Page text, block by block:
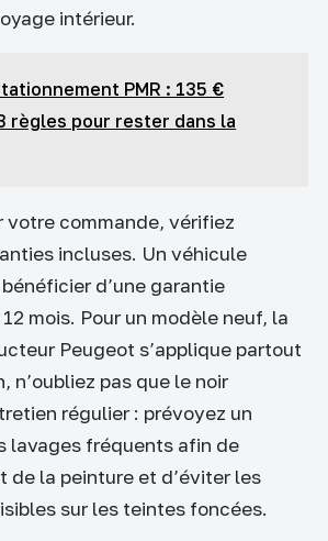
intérieur.
PMR : 135 €
règles pour rester dans la
votre commande, vérifiez
incluses. Un véhicule
d’une garantie
mois. Pour un modèle neuf, la
Peugeot s’applique partout
n’oubliez pas que le noir
régulier : prévoyez un
lavages fréquents afin de
de la peinture et d’éviter les
sur les teintes foncées.